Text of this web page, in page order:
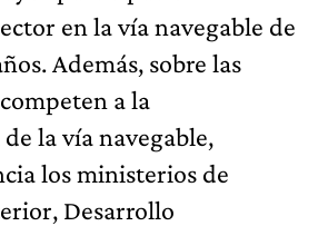
en la vía navegable de
Además, sobre las
a la
la vía navegable,
los ministerios de
Desarrollo